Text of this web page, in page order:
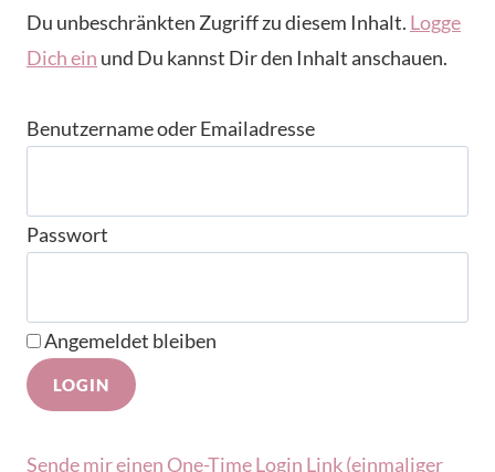
Du unbeschränkten Zugriff zu diesem Inhalt. Logge
Dich ein und Du kannst Dir den Inhalt anschauen.
Benutzername oder Emailadresse
Passwort
Angemeldet bleiben
Sende mir einen One-Time Login Link (einmaliger